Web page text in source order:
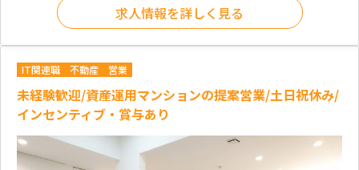
求人情報を詳しく見る
IT関連職 不動産 営業
未経験歓迎/資産運用マンションの提案営業/土日祝休み/
インセンティブ・賞与あり